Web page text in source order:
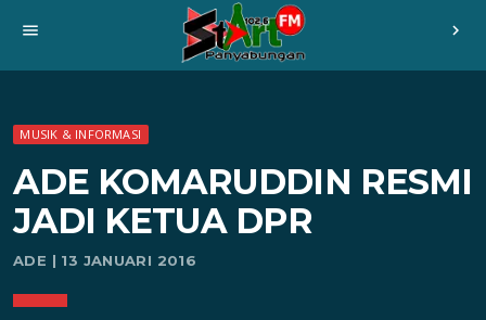
menu chevron_right
MUSIK & INFORMASI
ADE KOMARUDDIN RESMI
JADI KETUA DPR
ADE | 13 JANUARI 2016